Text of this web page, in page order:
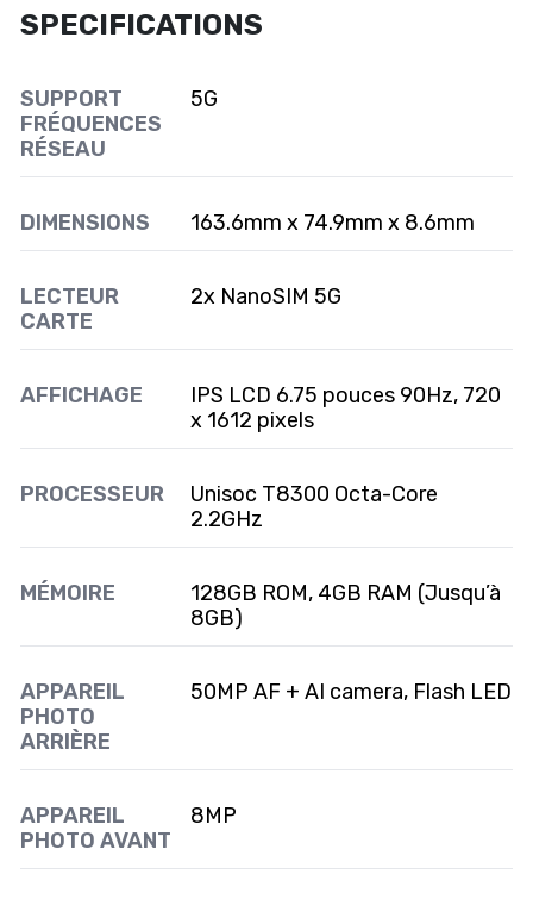
SPECIFICATIONS
SUPPORT
FRÉQUENCES
RÉSEAU
5G
DIMENSIONS 163.6mm x 74.9mm x 8.6mm
LECTEUR
CARTE
2x NanoSIM 5G
AFFICHAGE
IPS LCD 6.75 pouces 90Hz, 720
x 1612 pixels
PROCESSEUR
Unisoc T8300 Octa-Core
2.2GHz
MÉMOIRE
128GB ROM, 4GB RAM (Jusqu’à
8GB)
APPAREIL
PHOTO
ARRIÈRE
50MP AF + AI camera, Flash LED
APPAREIL
PHOTO AVANT
8MP